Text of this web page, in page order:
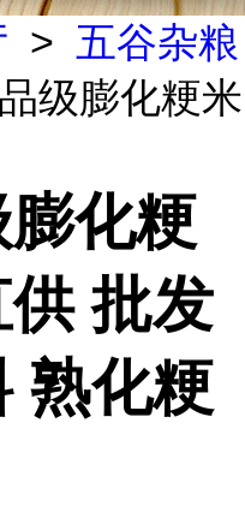
> 五谷杂粮
级膨化粳米
化粳
批发
熟化粳